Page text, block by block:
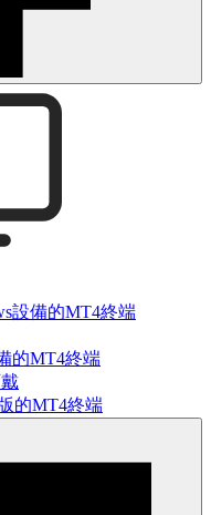
設備的MT4終端
的MT4終端
的MT4終端